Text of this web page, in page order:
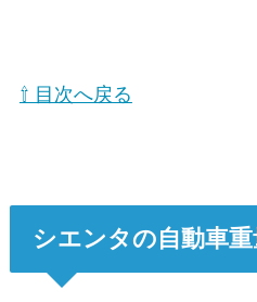
⇧ 目次へ戻る
シエンタの自動車